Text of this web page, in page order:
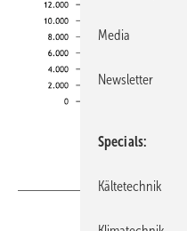
Media
Newsletter
Specials
Kältetechnik